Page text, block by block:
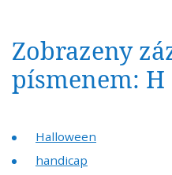
Zobrazeny
písmenem: H
Halloween
handicap